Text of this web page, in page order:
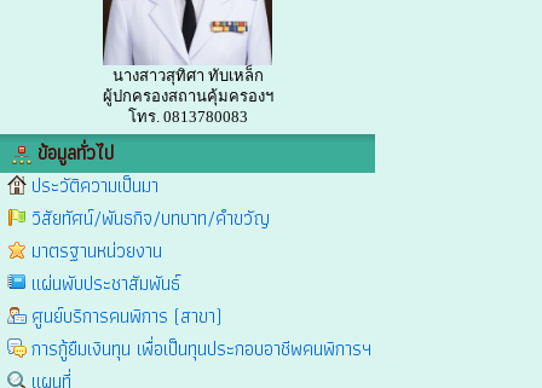
นางสาวสุทิศา ทับเหล็ก
ผู้ปกครองสถานคุ้มครองฯ
โทร. 0813780083
ข้อมูลทั่วไป
ประวัติความเป็นมา
วิสัยทัศน์/พันธกิจ/บทบาท/คำขวัญ
มาตรฐานหน่วยงาน
แผ่นพับประชาสัมพันธ์
ศูนย์บริการคนพิการ (สาขา)
การกู้ยืมเงินทุน เพื่อเป็นทุนประกอบอาชีพคนพิการฯ
แผนที่